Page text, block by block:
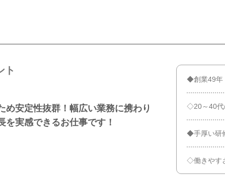
ト
め安定性抜群！幅広い業務に携わり
を実感できるお仕事です！
◆創業49年
◇20～40代
◆手厚い研
◇働きやす